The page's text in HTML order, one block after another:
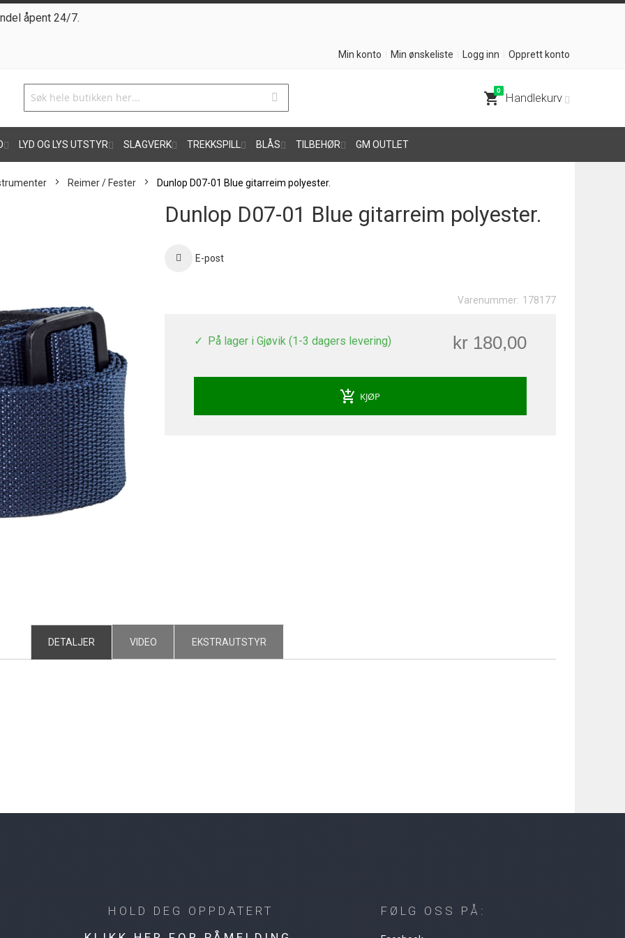
åpent 24/7.
Min konto Min ønskeliste Logg inn Opprett konto
shopping_cart
0
Handlekurv
LYD OG LYS UTSTYR SLAGVERK TREKKSPILL BLÅS TILBEHØR GM OUTLET
Reimer / Fester Dunlop D07-01 Blue gitarreim polyester.
Dunlop D07-01 Blue gitarreim polyester.
E-post
Varenummer: 178177
kr 180,00
På lager i Gjøvik (1-3 dagers levering)
add_shopping_cart KJØP
DETALJER VIDEO EKSTRAUTSTYR
HOLD DEG OPPDATERT
FØLG OSS PÅ: